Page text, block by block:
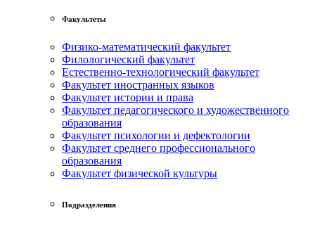
Факультеты
Физико-математический факультет
Филологический факультет
Естественно-технологический факультет
Факультет иностранных языков
Факультет истории и права
Факультет педагогического и художественного
образования
Факультет психологии и дефектологии
Факультет среднего профессионального
образования
Факультет физической культуры
Подразделения